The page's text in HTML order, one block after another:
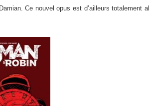
Ce nouvel opus est d’ailleurs totalement